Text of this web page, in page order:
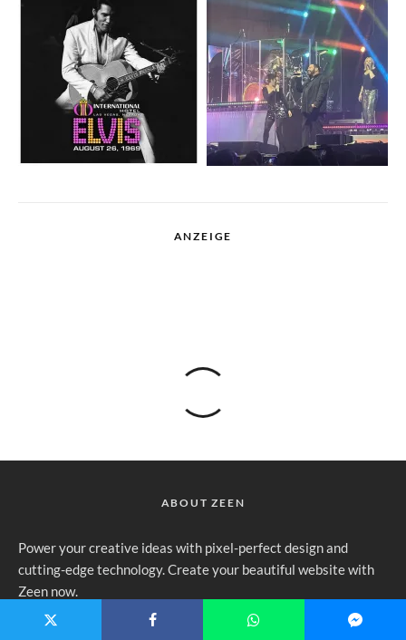
ANZEIGE
ABOUT ZEEN
Power your creative ideas with pixel-perfect design and
cutting-edge technology. Create your beautiful website with
Zeen now.